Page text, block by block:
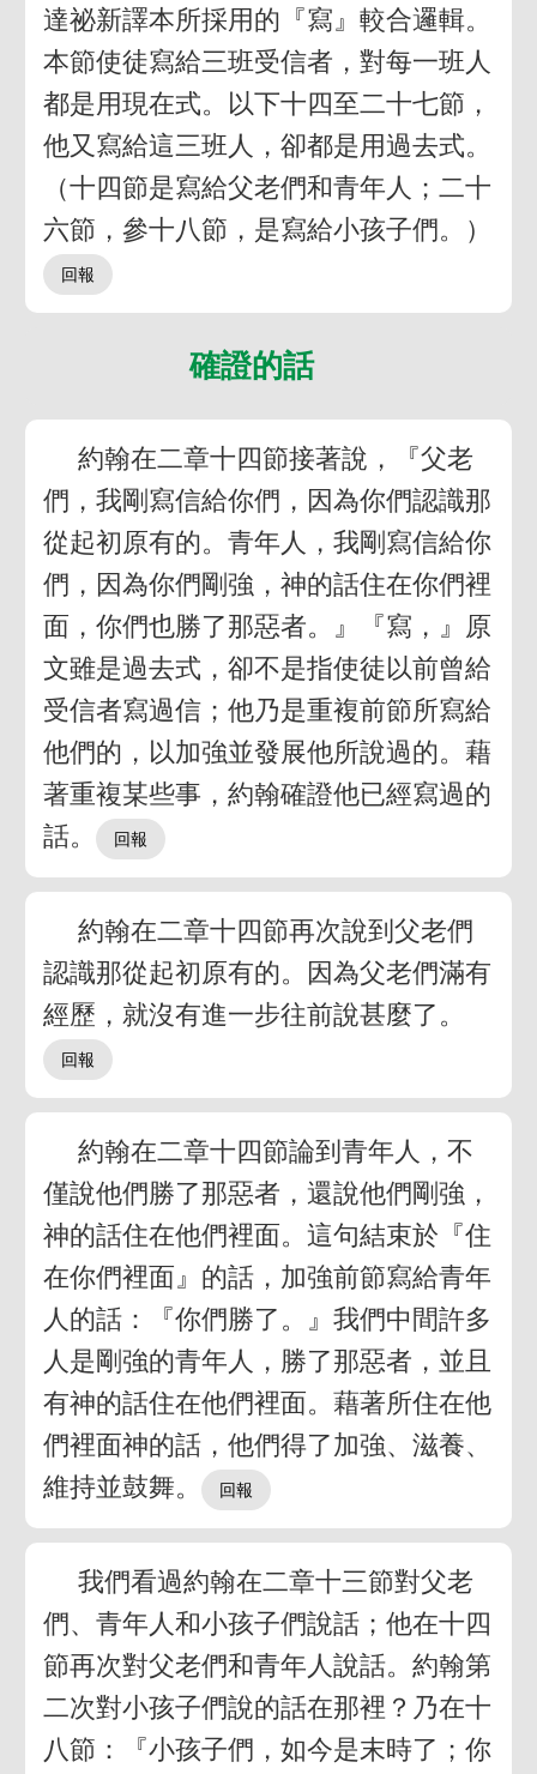
達祕新譯本所採用的『寫』較合邏輯。
本節使徒寫給三班受信者，對每一班人
都是用現在式。以下十四至二十七節，
他又寫給這三班人，卻都是用過去式。
（十四節是寫給父老們和青年人；二十
六節，參十八節，是寫給小孩子們。）
確證的話
約翰在二章十四節接著說，『父老
們，我剛寫信給你們，因為你們認識那
從起初原有的。青年人，我剛寫信給你
們，因為你們剛強，神的話住在你們裡
面，你們也勝了那惡者。』『寫，』原
文雖是過去式，卻不是指使徒以前曾給
受信者寫過信；他乃是重複前節所寫給
他們的，以加強並發展他所說過的。藉
著重複某些事，約翰確證他已經寫過的
話。
約翰在二章十四節再次說到父老們
認識那從起初原有的。因為父老們滿有
經歷，就沒有進一步往前說甚麼了。
約翰在二章十四節論到青年人，不
僅說他們勝了那惡者，還說他們剛強，
神的話住在他們裡面。這句結束於『住
在你們裡面』的話，加強前節寫給青年
人的話：『你們勝了。』我們中間許多
人是剛強的青年人，勝了那惡者，並且
有神的話住在他們裡面。藉著所住在他
們裡面神的話，他們得了加強、滋養、
維持並鼓舞。
我們看過約翰在二章十三節對父老
們、青年人和小孩子們說話；他在十四
節再次對父老們和青年人說話。約翰第
二次對小孩子們說的話在那裡？乃在十
八節：『小孩子們，如今是末時了；你